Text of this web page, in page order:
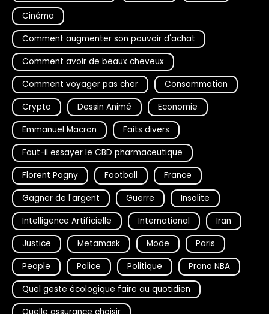
Cinéma
Comment augmenter son pouvoir d'achat
Comment avoir de beaux cheveux
Comment voyager pas cher
Consommation
Crypto
Dessin Animé
Economie
Emmanuel Macron
Faits divers
Faut-il essayer le CBD pharmaceutique
Florent Pagny
Football
France
Gagner de l'argent
Guerre
Insolite
Intelligence Artificielle
International
Iran
Justice
Metamask Mode
Paris
People
Police Politique
Prono NBA
Quel geste écologique faire au quotidien